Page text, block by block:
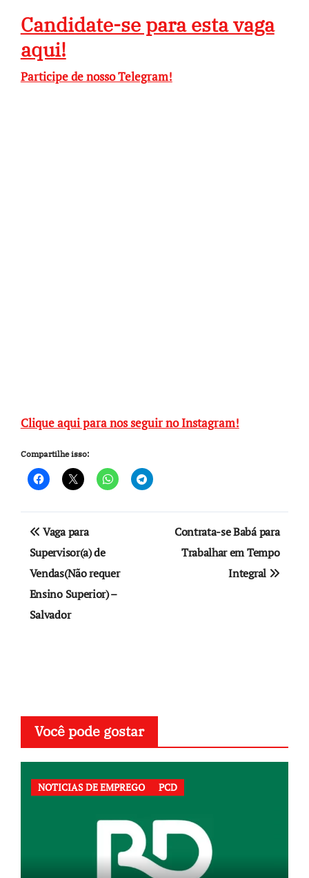
Candidate-se para esta vaga
aqui!
Participe de nosso Telegram!
Clique aqui para nos seguir no Instagram!
Compartilhe isso:
Navegação
de
Post
Vaga para
Supervisor(a) de
Vendas(Não requer
Ensino Superior) –
Salvador
Contrata-se Babá para
Trabalhar em Tempo
Integral
Você pode gostar
NOTICIAS DE EMPREGO PCD